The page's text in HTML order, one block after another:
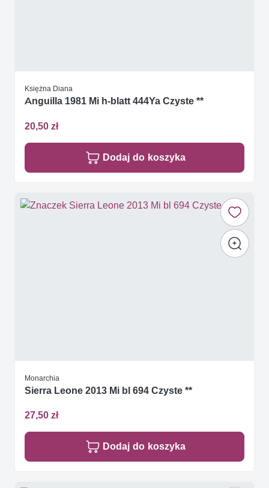
Księżna Diana
Anguilla 1981 Mi h-blatt 444Ya Czyste **
20,50 zł
Dodaj do koszyka
Monarchia
Sierra Leone 2013 Mi bl 694 Czyste **
27,50 zł
Dodaj do koszyka